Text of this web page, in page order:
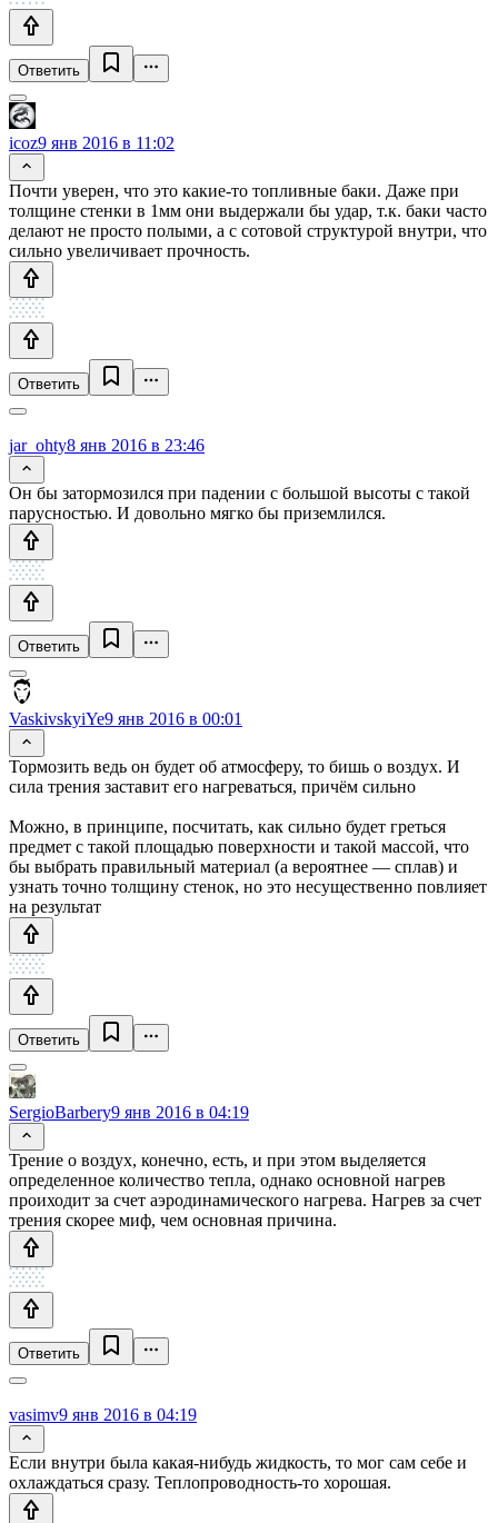
Ответить
icoz9 янв 2016 в 11:02
Почти уверен, что это какие-то топливные баки. Даже при
толщине стенки в 1мм они выдержали бы удар, т.к. баки часто
делают не просто полыми, а с сотовой структурой внутри, что
сильно увеличивает прочность.
Ответить
jar_ohty8 янв 2016 в 23:46
Он бы затормозился при падении с большой высоты с такой
парусностью. И довольно мягко бы приземлился.
Ответить
VaskivskyiYe9 янв 2016 в 00:01
Тормозить ведь он будет об атмосферу, то бишь о воздух. И
сила трения заставит его нагреваться, причём сильно
Можно, в принципе, посчитать, как сильно будет греться
предмет с такой площадью поверхности и такой массой, что
бы выбрать правильный материал (а вероятнее — сплав) и
узнать точно толщину стенок, но это несущественно повлияет
на результат
Ответить
SergioBarbery9 янв 2016 в 04:19
Трение о воздух, конечно, есть, и при этом выделяется
определенное количество тепла, однако основной нагрев
проиходит за счет аэродинамического нагрева. Нагрев за счет
трения скорее миф, чем основная причина.
Ответить
vasimv9 янв 2016 в 04:19
Если внутри была какая-нибудь жидкость, то мог сам себе и
охлаждаться сразу. Теплопроводность-то хорошая.